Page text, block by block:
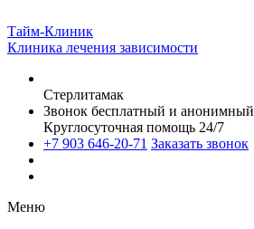
Тайм-Клиник
Клиника лечения зависимости
Стерлитамак
Звонок бесплатный и анонимный
Круглосуточная помощь 24/7
+7 903 646-20-71 Заказать звонок
Меню